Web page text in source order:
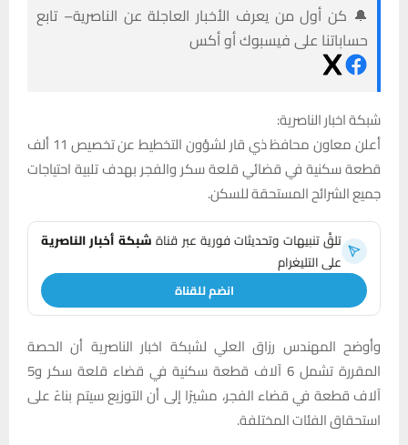
🔔 كن أول من يعرف الأخبار العاجلة عن الناصرية– تابع
حساباتنا على فيسبوك أو أكس
شبكة اخبار الناصرية:
أعلن معاون محافظ ذي قار لشؤون التخطيط عن تخصيص 11 ألف
قطعة سكنية في قضائي قلعة سكر والفجر بهدف تلبية احتياجات
جميع الشرائح المستحقة للسكن.
تلقَّ تنبيهات وتحديثات فورية عبر قناةشبكة أخبار الناصرية
على التليغرام
انضم للقناة
وأوضح المهندس رزاق العلي لشبكة اخبار الناصرية أن الحصة
المقررة تشمل 6 آلاف قطعة سكنية في قضاء قلعة سكر و5
آلاف قطعة في قضاء الفجر، مشيرًا إلى أن التوزيع سيتم بناءً على
استحقاق الفئات المختلفة.